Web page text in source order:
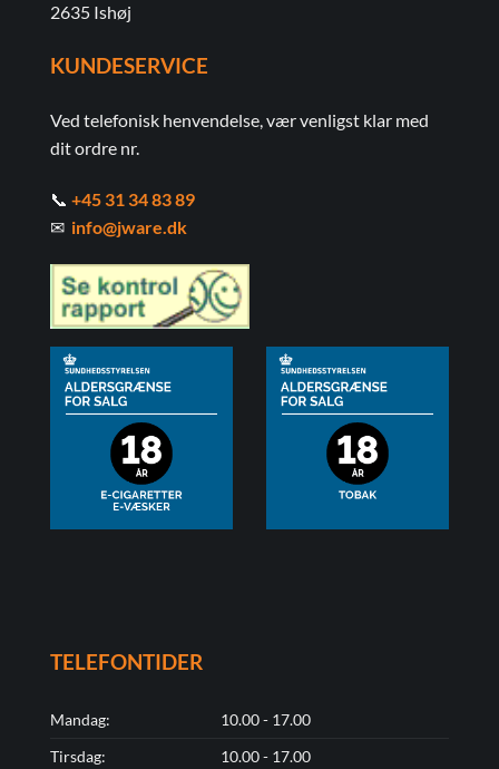
2635 Ishøj
KUNDESERVICE
Ved telefonisk henvendelse, vær venligst klar med
dit ordre nr.
📞 +45 31 34 83 89
✉ info@jware.dk
TELEFONTIDER
Mandag:
10.00 - 17.00
Tirsdag:
10.00 - 17.00